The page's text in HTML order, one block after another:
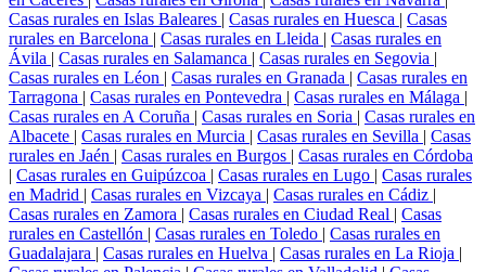
Casas rurales en Islas Baleares | Casas rurales en Huesca | Casas
rurales en Barcelona | Casas rurales en Lleida | Casas rurales en
Ávila | Casas rurales en Salamanca | Casas rurales en Segovia |
Casas rurales en Léon | Casas rurales en Granada | Casas rurales en
Tarragona | Casas rurales en Pontevedra | Casas rurales en Málaga |
Casas rurales en A Coruña | Casas rurales en Soria | Casas rurales en
Albacete | Casas rurales en Murcia | Casas rurales en Sevilla | Casas
rurales en Jaén | Casas rurales en Burgos | Casas rurales en Córdoba
| Casas rurales en Guipúzcoa | Casas rurales en Lugo | Casas rurales
en Madrid | Casas rurales en Vizcaya | Casas rurales en Cádiz |
Casas rurales en Zamora | Casas rurales en Ciudad Real | Casas
rurales en Castellón | Casas rurales en Toledo | Casas rurales en
Guadalajara | Casas rurales en Huelva | Casas rurales en La Rioja |